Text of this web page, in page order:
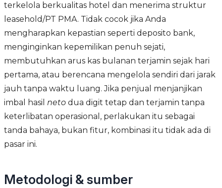
terkelola berkualitas hotel dan menerima struktur
leasehold/PT PMA. Tidak cocok jika Anda
mengharapkan kepastian seperti deposito bank,
menginginkan kepemilikan penuh sejati,
membutuhkan arus kas bulanan terjamin sejak hari
pertama, atau berencana mengelola sendiri dari jarak
jauh tanpa waktu luang. Jika penjual menjanjikan
imbal hasil neto dua digit tetap dan terjamin tanpa
keterlibatan operasional, perlakukan itu sebagai
tanda bahaya, bukan fitur, kombinasi itu tidak ada di
pasar ini.
Metodologi & sumber